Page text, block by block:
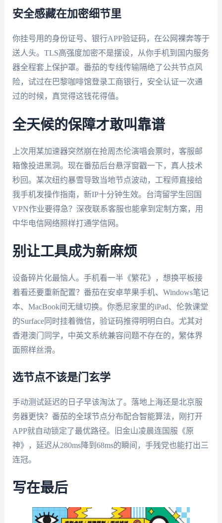
安全感藏在加密细节里
你挂号用的身份证号、银行APP验证码，在公网裸奔等于
送人头。TLS高强度加密不是摆设，从你手机到国内服务
器全程套上保护罩。番茄的专线传输隔绝了公共节点风
险，试过在巴黎咖啡馆登录工商银行，安全认证一次通
过的时候，真觉得这钱花得值。
全天候的保障才敢叫靠谱
上次用某加速器突然崩在抢周杰伦演唱会票时，客服邮
箱像投进黑洞。现在番茄后台悬浮窗戳一下，真人技术
秒回。某次纽约暴雪导致当地节点波动，工程师直接给
我手机发操作指南，新IP十分钟生效。台湾留学生回国
VPN作业要得急？深夜联系客服也能拿到定制方案，用
中华电信网络照样打通学信网。
别让工具成为新麻烦
设备碎片化最恼人。手机看一半《繁花》，想换平板接
着看还要重新配置？番茄在安卓苹果手机、Windows笔记
本、MacBook间无缝切换。你悉尼家里的iPad、伦敦课堂
的Surface同时挂着微信，验证码推得明明白白。尤其对
香港澳门同学，中英文系统兼容问题不存在的，繁体界
面照样丝滑。
选节点不该是门玄学
手动测试延迟的日子早该淘汰了。落地上海还是北京服
务器更快？番茄的全球节点分布配合智能算法，刚打开
APP就自动锁定了最优路径。旧金山凌晨连国服《原
神》，延迟从280ms降到68ms的瞬间，手残党也能打出三
连冠。
写在最后